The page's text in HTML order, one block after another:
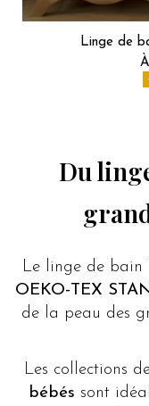
Linge de
Du
Le linge de bain
OEKO-TEX
de la peau des
Les collections
bébés sont